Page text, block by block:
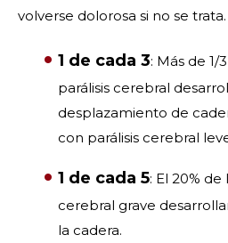
volverse dolorosa si no se trata.
1 de cada 3: Más de 1/
parálisis cerebral
desplazamiento de
con parálisis cerebral
1 de cada 5: El 20%
cerebral grave
la cadera.